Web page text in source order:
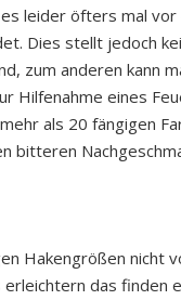
leider öfters mal vor
Dies stellt jedoch
zum anderen kann
Hilfenahme eines
als 20 fängigen
bitteren
Hakengrößen nicht
das finden